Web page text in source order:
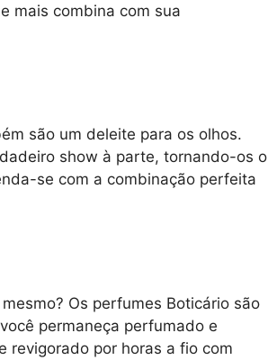
mais combina com sua
são um deleite para os olhos.
show à parte, tornando-os o
se com a combinação perfeita
Os perfumes Boticário são
permaneça perfumado e
revigorado por horas a fio com